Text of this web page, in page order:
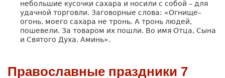
небольшие кусочки сахара и носили с собой – для
удачной торговли. Заговорные слова: «Огнище–
огонь, моего сахара не тронь. А тронь людей,
пошевели. За товаром их пошли. Во имя Отца, Сына
и Святого Духа. Аминь».
Православные праздники 7